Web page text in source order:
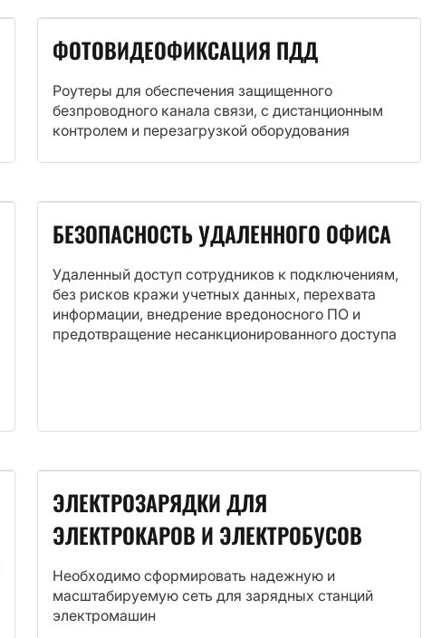
Провода и крепления
ФОТОВИДЕОФИКСАЦИЯ ПДД
Роутеры для обеспечения защищенного
безпроводного канала связи, с дистанционным
контролем и перезагрузкой оборудования
БЕЗОПАСНОСТЬ УДАЛЕННОГО ОФИСА
Удаленный доступ сотрудников к подключениям,
без рисков кражи учетных данных, перехвата
информации, внедрение вредоносного ПО и
предотвращение несанкционированного доступа
ЭЛЕКТРОЗАРЯДКИ ДЛЯ
ЭЛЕКТРОКАРОВ И ЭЛЕКТРОБУСОВ
Необходимо сформировать надежную и
масштабируемую сеть для зарядных станций
электромашин